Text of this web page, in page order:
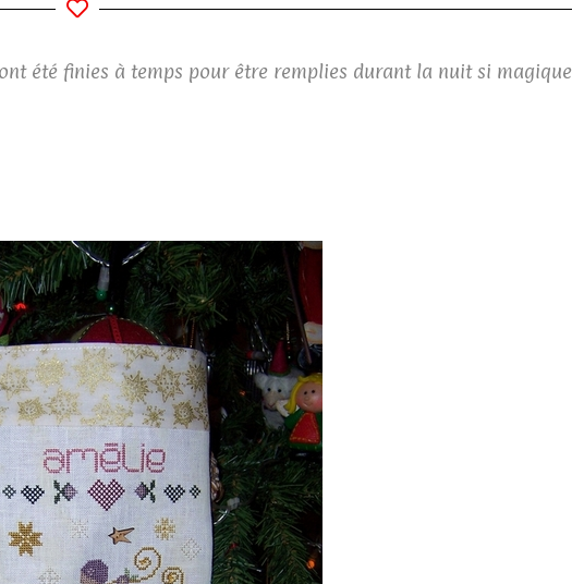
été finies à temps pour être remplies durant la nuit si magique